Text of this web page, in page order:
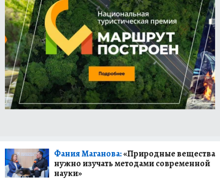
Фания Маганова:«Природные вещества
нужно изучать методами современной
науки»